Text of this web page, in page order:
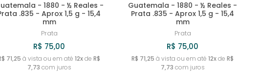
- 1880 - ½ Reales -
.835 - Aprox 1,5 g - 15,4
mm
Prata
R$ 75,00
71,25 à vista ou em até12xdeR$
7,73 com juros
Guatemala - 1880 - ½ Reales -
Prata .835 - Aprox 1,5 g - 15,4
mm
Prata
R$ 75,00
R$ 71,25 à vista ou em até12xdeR$
7,73 com juros